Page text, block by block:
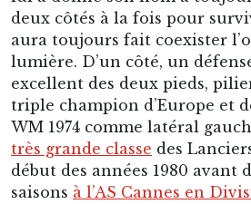
deux côtés à la fois pour
aura toujours fait coexister
lumière. D’un côté, un
excellent des deux pieds,
triple champion d’Europe et
WM 1974 comme latéral
très grande classe des
début des années 1980 avant
saisons à l’AS Cannes en